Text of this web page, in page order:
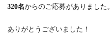
320名からのご応募がありました。
ありがとうございました！